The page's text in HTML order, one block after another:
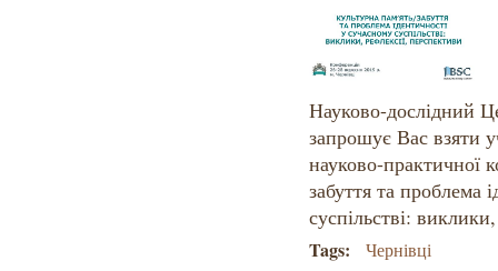
Науково-дослідний
запрошує Вас взяти
науково-практичної
забуття та проблема
суспільстві:
Tags: Чернівці